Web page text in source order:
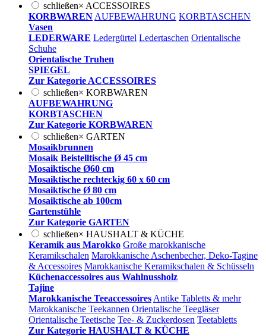
schließen× ACCESSOIRES
KORBWAREN AUFBEWAHRUNG KORBTASCHEN
Vasen
LEDERWARE Ledergürtel Ledertaschen Orientalische
Schuhe
Orientalische Truhen
SPIEGEL
Zur Kategorie ACCESSOIRES
schließen× KORBWAREN
AUFBEWAHRUNG
KORBTASCHEN
Zur Kategorie KORBWAREN
schließen× GARTEN
Mosaikbrunnen
Mosaik Beistelltische Ø 45 cm
Mosaiktische Ø60 cm
Mosaiktische rechteckig 60 x 60 cm
Mosaiktische Ø 80 cm
Mosaiktische ab 100cm
Gartenstühle
Zur Kategorie GARTEN
schließen× HAUSHALT & KÜCHE
Keramik aus Marokko Große marokkanische
Keramikschalen Marokkanische Aschenbecher, Deko-Tagine
& Accessoires Marokkanische Keramikschalen & Schüsseln
Küchenaccessoires aus Wahlnussholz
Tajine
Marokkanische Teeaccessoires Antike Tabletts & mehr
Marokkanische Teekannen Orientalische Teegläser
Orientalische Teetische Tee- & Zuckerdosen Teetabletts
Zur Kategorie HAUSHALT & KÜCHE